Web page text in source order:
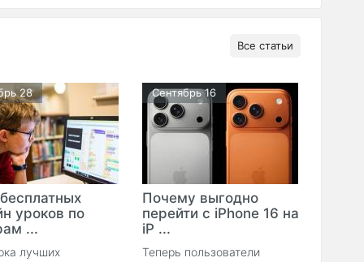
Все статьи
28
уроков по
...
лучших
Сентябрь 16
Почему выгодно
перейти с iPhone 16 на
iP ...
Теперь пользователи